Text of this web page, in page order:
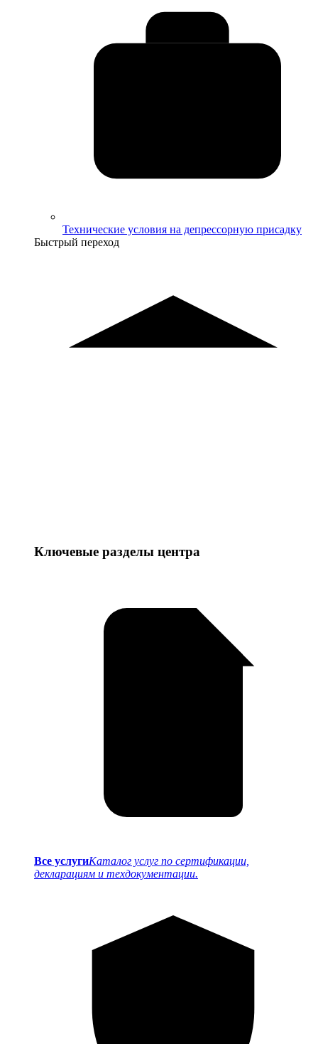
Технические условия на депрессорную присадку
Быстрый переход
Ключевые разделы центра
Все услугиКаталог услуг по сертификации,
декларациям и техдокументации.